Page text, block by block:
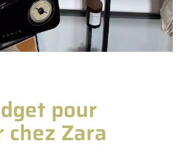
pour
chez Zara